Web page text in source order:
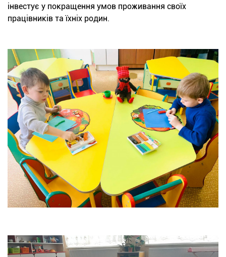
інвестує у покращення умов проживання своїх
працівників та їхніх родин.